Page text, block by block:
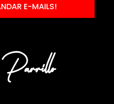
E-MAILS!